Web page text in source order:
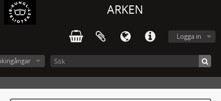
ARKEN
Logga in